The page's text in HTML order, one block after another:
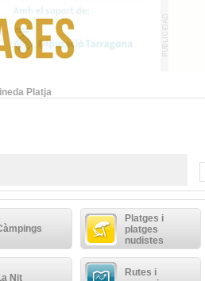
Platja
Platges i
platges
nudistes
Nit
Rutes i